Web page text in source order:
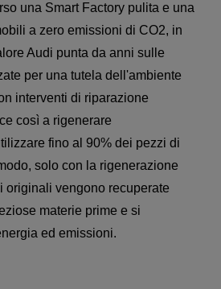
una Smart Factory pulita e una
a zero emissioni di CO2, in
Audi punta da anni sulle
per una tutela dell'ambiente
interventi di riparazione
così a rigenerare
fino al 90% dei pezzi di
solo con la rigenerazione
originali vengono recuperate
materie prime e si
ed emissioni.